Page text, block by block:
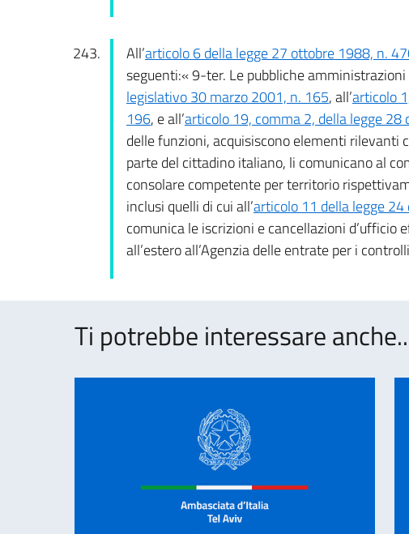
All’articolo 6 della legge 27 ottobre 1988, n.
seguenti:« 9-ter. Le pubbliche amministrazioni
legislativo 30 marzo 2001, n. 165, all’articolo
196, e all’articolo 19, comma 2, della legge
delle funzioni, acquisiscono elementi rilevanti
parte del cittadino italiano, li comunicano al
consolare competente per territorio
inclusi quelli di cui all’articolo 11 della legge
comunica le iscrizioni e cancellazioni
all’estero all’Agenzia delle entrate per i
Ti potrebbe interessare anche..